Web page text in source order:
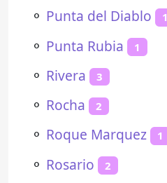
⚬ Punta del Diablo 1
⚬ Punta Rubia 1
⚬ Rivera 3
⚬ Rocha 2
⚬ Roque Marquez 1
⚬ Rosario 2